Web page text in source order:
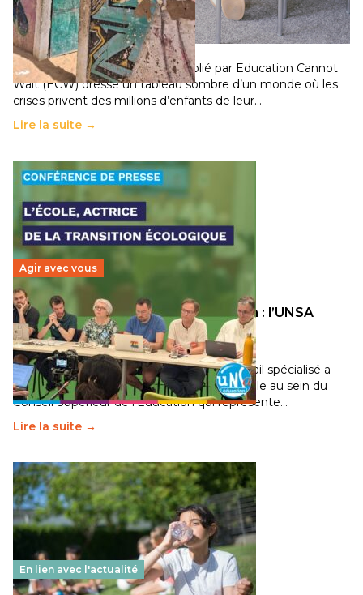
chocs climatiques et des déplacements de
population
11 juillet 2026- National
Un nouveau rapport mondial publié par Education Cannot
Wait (ECW) dresse un tableau sombre d’un monde où les
crises privent des millions d’enfants de leur…
Lire la suite →
Agir avec vous
Transition écologique de l’éducation : l’UNSA
Éducation fait bouger les lignes
30 juin 2026-National
Pendant plusieurs mois, un groupe de travail spécialisé a
travaillé sur la transition écologique de l’Ecole au sein du
Conseil Supérieur de l’Éducation qui représente…
Lire la suite →
En lien avec l'actualité